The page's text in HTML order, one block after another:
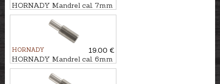
HORNADY Mandrel cal. 7mm
HORNADY
19.00 €
HORNADY Mandrel cal. 6mm